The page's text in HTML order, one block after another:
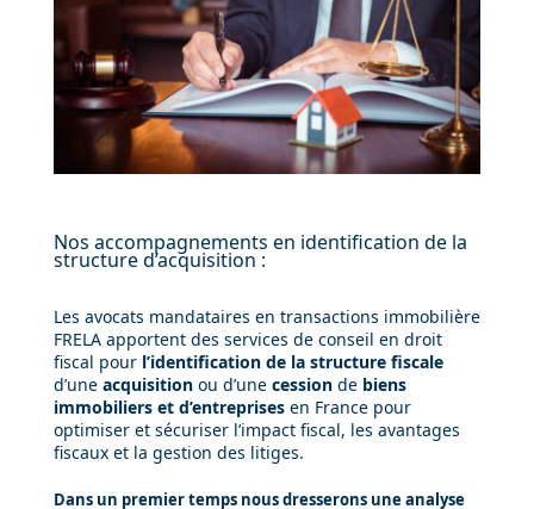
Nos accompagnements en identification de la
structure d’acquisition :
Les avocats mandataires en transactions immobilière
FRELA apportent des services de conseil en droit
fiscal pour l’identification de la structure fiscale
d’une acquisition ou d’une cession de biens
immobiliers et d’entreprises en France pour
optimiser et sécuriser l’impact fiscal, les avantages
fiscaux et la gestion des litiges.
Dans un premier temps nous dresserons une analyse